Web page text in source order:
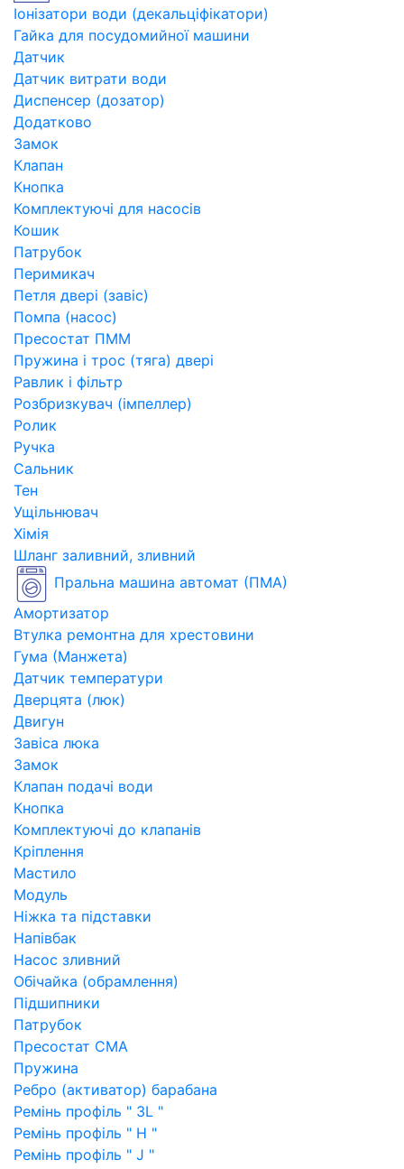
Іонізатори води (декальціфікатори)
Гайка для посудомийної машини
Датчик
Датчик витрати води
Диспенсер (дозатор)
Додатково
Замок
Клапан
Кнопка
Комплектуючі для насосів
Кошик
Патрубок
Перимикач
Петля двері (завіс)
Помпа (насос)
Пресостат ПММ
Пружина і трос (тяга) двері
Равлик і фільтр
Розбризкувач (імпеллер)
Ролик
Ручка
Сальник
Тен
Ущільнювач
Хімія
Шланг заливний, зливний
Пральна машина автомат (ПМА)
Амортизатор
Втулка ремонтна для хрестовини
Гума (Манжета)
Датчик температури
Дверцята (люк)
Двигун
Завіса люка
Замок
Клапан подачі води
Кнопка
Комплектуючі до клапанів
Кріплення
Мастило
Модуль
Ніжка та підставки
Напівбак
Насос зливний
Обічайка (обрамлення)
Підшипники
Патрубок
Пресостат СМА
Пружина
Ребро (активатор) барабана
Ремінь профіль " 3L "
Ремінь профіль " H "
Ремінь профіль " J "